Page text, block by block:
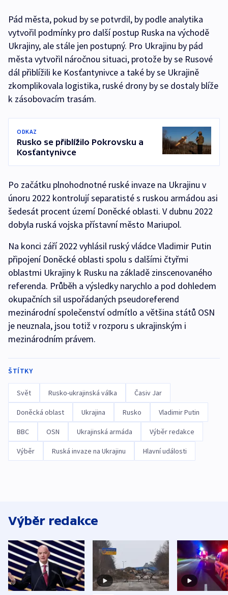
Pád města, pokud by se potvrdil, by podle analytika
vytvořil podmínky pro další postup Ruska na východě
Ukrajiny, ale stále jen postupný. Pro Ukrajinu by pád
města vytvořil náročnou situaci, protože by se Rusové
dál přiblížili ke Kosťantynivce a také by se Ukrajině
zkomplikovala logistika, ruské drony by se dostaly blíže
k zásobovacím trasám.
ODKAZ
Rusko se přiblížilo Pokrovsku a
Kosťantynivce
Po začátku plnohodnotné ruské invaze na Ukrajinu v
únoru 2022 kontrolují separatisté s ruskou armádou asi
šedesát procent území Doněcké oblasti. V dubnu 2022
dobyla ruská vojska přístavní město Mariupol.
Na konci září 2022 vyhlásil ruský vládce Vladimir Putin
připojení Doněcké oblasti spolu s dalšími čtyřmi
oblastmi Ukrajiny k Rusku na základě zinscenovaného
referenda. Průběh a výsledky narychlo a pod dohledem
okupačních sil uspořádaných pseudoreferend
mezinárodní společenství odmítlo a většina států OSN
je neuznala, jsou totiž v rozporu s ukrajinským i
mezinárodním právem.
ŠTÍTKY
Svět Rusko-ukrajinská válka Časiv Jar
Doněcká oblast Ukrajina Rusko Vladimir Putin
BBC OSN Ukrajinská armáda Výběr redakce
Výběr Ruská invaze na Ukrajinu Hlavní události
Výběr redakce